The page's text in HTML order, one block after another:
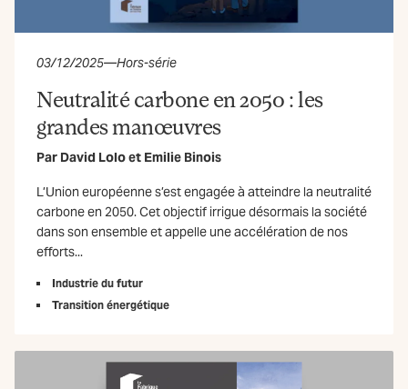
03/12/2025—Hors-série
Neutralité carbone en 2050 : les
grandes manœuvres
Par David Loloet Emilie Binois
L’Union européenne s’est engagée à atteindre la neutralité
carbone en 2050. Cet objectif irrigue désormais la société
dans son ensemble et appelle une accélération de nos
efforts...
Industrie du futur
Transition énergétique